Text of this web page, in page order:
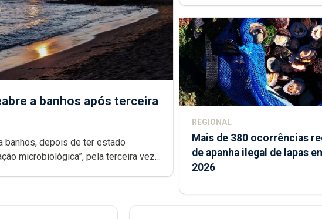
a banhos após terceira
depois de ter estado
vez
REGIONAL
Mais de 380 ocorrências
de apanha ilegal de lapas
2026